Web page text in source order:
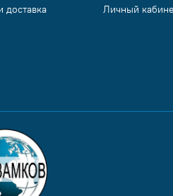
доставка
Личный